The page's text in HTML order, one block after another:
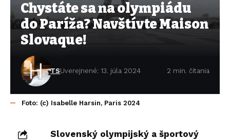
Chystáte sa na olympiádu
do Paríža? Navštívte Maison
Slovaque!
TSUverejnené: 13. júla 2024 2 min. čítania
Foto: (c) Isabelle Harsin, Paris 2024
Slovenský olympijský a športový